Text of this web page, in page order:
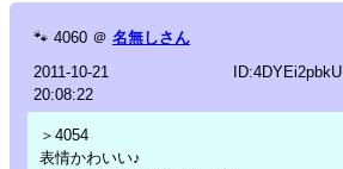
🐾 4060 ＠ 名無しさん
2011-10-21
20:08:22
ID:4DYEi2pbkU
＞4054
表情かわいい♪